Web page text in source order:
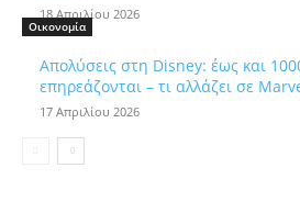
18 Απριλίου 2026
Οικονομία
Απολύσεις στη Disney: έως και
επηρεάζονται – τι αλλάζει σε
17 Απριλίου 2026